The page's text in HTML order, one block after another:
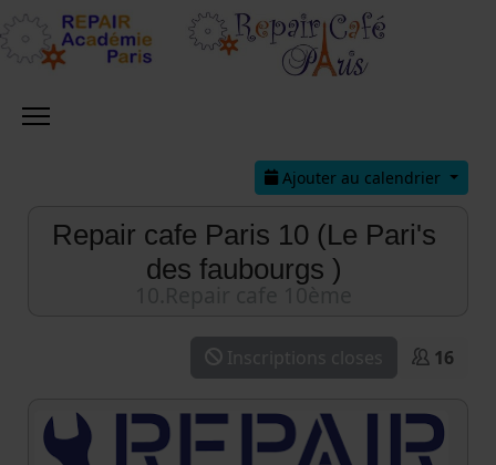
Ajouter au calendrier
Repair cafe Paris 10 (Le Pari's
des faubourgs )
Inscriptions closes 16